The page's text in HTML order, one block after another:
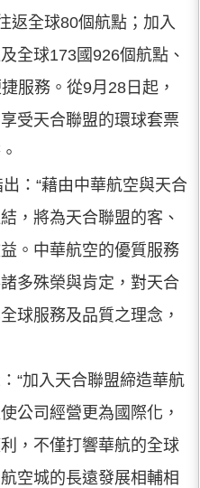
返全球80個航點；加入
全球173國926個航點、
服務。從9月28日起，
受天合聯盟的環球套票
：“藉由中華航空與天合
，將為天合聯盟的客、
。中華航空的優質服務
多殊榮與肯定，對天合
球服務及品質之理念，
“加入天合聯盟締造華航
公司經營更為國際化，
，不僅打響華航的全球
空城的長遠發展相輔相